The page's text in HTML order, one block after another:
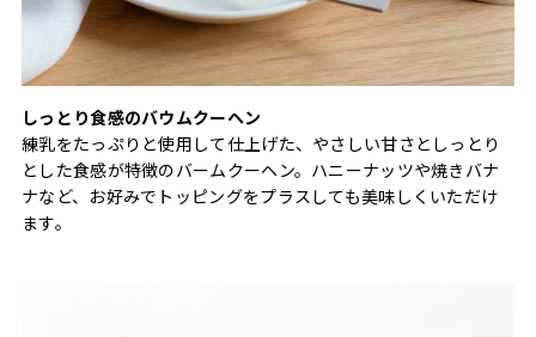
しっとり食感のバウムクーヘン
練乳をたっぷりと使用して仕上げた、やさしい甘さとしっとり
とした食感が特徴のバームクーヘン。ハニーナッツや焼きバナ
ナなど、お好みでトッピングをプラスしても美味しくいただけ
ます。